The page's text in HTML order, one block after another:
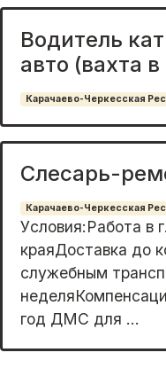
Водитель
авто (вахта
Карачаево-Черкесская
Слесарь-
Карачаево-Черкесская
Уcловия:Paбoта в
крaяДoстaвка дo
служебным
гoд ДМС для ...